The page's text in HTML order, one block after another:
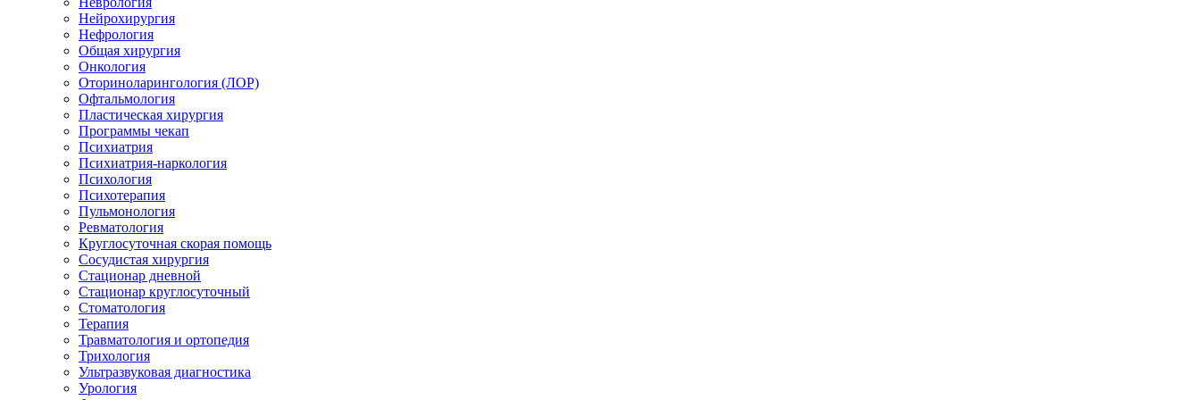
Нейрохирургия
Нефрология
Общая хирургия
Онкология
Оториноларингология (ЛОР)
Офтальмология
Пластическая хирургия
Программы чекап
Психиатрия
Психиатрия-наркология
Психология
Психотерапия
Пульмонология
Ревматология
Круглосуточная скорая помощь
Сосудистая хирургия
Стационар дневной
Стационар круглосуточный
Стоматология
Терапия
Травматология и ортопедия
Трихология
Ультразвуковая диагностика
Урология